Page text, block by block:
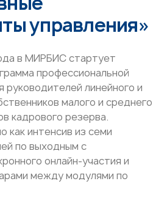
управления»
в МИРБИС стартует
профессиональной
руководителей линейного и
малого и среднего
кадрового резерва.
как интенсив из семи
по выходным с
онлайн-участия и
между модулями по